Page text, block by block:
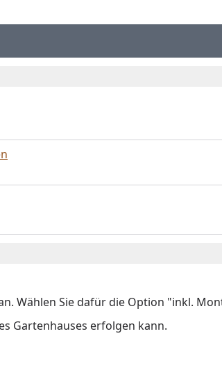
Wählen Sie dafür die Option "inkl.
Gartenhauses erfolgen kann.